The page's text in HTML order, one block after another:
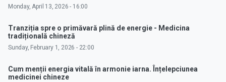
Monday, April 13, 2026 - 16:00
Tranziția spre o primăvară plină de energie - Medicina
tradițională chineză
Sunday, February 1, 2026 - 22:00
Cum menții energia vitală în armonie iarna. Înțelepciunea
medicinei chineze